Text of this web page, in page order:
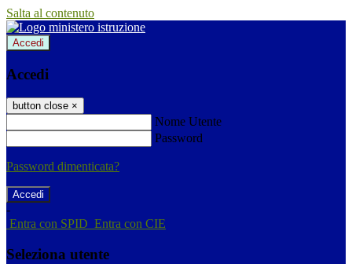
Salta al contenuto
Accedi
Accedi
button close ×
Nome Utente
Password
Password dimenticata?
-
Entra con SPID Entra con CIE
Seleziona utente